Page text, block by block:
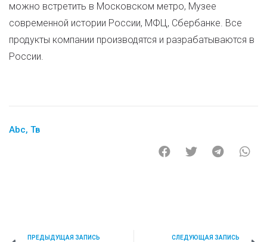
можно встретить в Московском метро, Музее
современной истории России, МФЦ, Сбербанке. Все
продукты компании производятся и разрабатываются в
России.
Abc, Тв
ПРЕДЫДУЩАЯ ЗАПИСЬ СЛЕДУЮЩАЯ ЗАПИСЬ